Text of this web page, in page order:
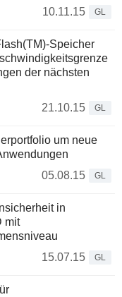
10.11.15
GL
Speicher
der nächsten
21.10.15
GL
um neue
05.08.15
GL
in
mit
15.07.15
GL